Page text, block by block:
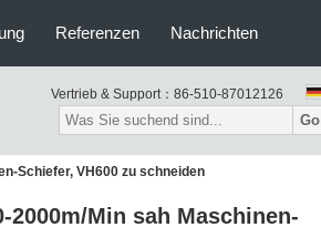
Referenzen Nachrichten
Vertrieb & Support： 86-510-87012126
Go
Schiefer, VH600 zu schneiden
Min sah Maschinen-